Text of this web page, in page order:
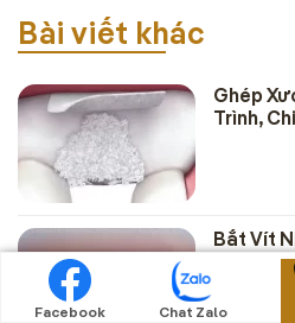
Bài viết khác
Ghép
Trình,
Bắt Vít
Không?
Về Thời
Facebook
Chat Zalo